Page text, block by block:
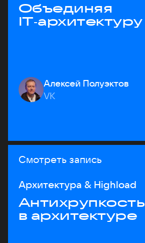
Объединяя
IT‑архитектуру
Алексей Полуэктов
VK
Смотреть запись
Архитектура & Highload
Антихрупкость
в архитектуре